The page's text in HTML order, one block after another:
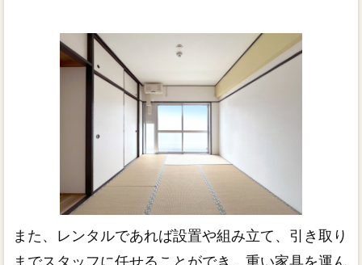
また、レンタルであれば設置や組み立て、引き取り